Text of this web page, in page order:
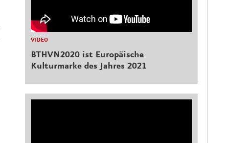
VIDEO
BTHVN2020 ist Europäische
Kulturmarke des Jahres 2021